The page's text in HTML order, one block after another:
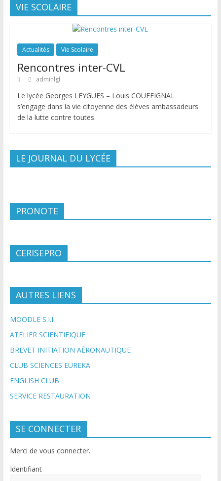
VIE SCOLAIRE
Actualités Vie Scolaire
Rencontres inter-CVL
adminlgl
Le lycée Georges LEYGUES – Louis COUFFIGNAL
s’engage dans la vie citoyenne des élèves ambassadeurs
de la lutte contre toutes
LE JOURNAL DU LYCÉE
PRONOTE
CERISEPRO
AUTRES LIENS
MOODLE S.I.I
ATELIER SCIENTIFIQUE
BREVET INITIATION AÉRONAUTIQUE
CLUB SCIENCES EUREKA
ENGLISH CLUB
SERVICE RESTAURATION
SE CONNECTER
Merci de vous connecter.
Identifiant